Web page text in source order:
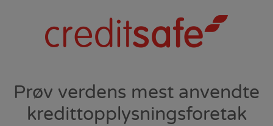
Prøv verdens mest anvendte
kredittopplysningsforetak